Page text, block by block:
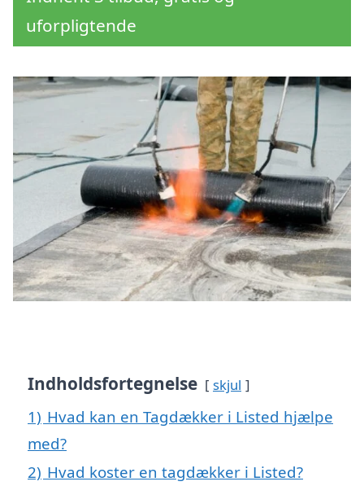
uforpligtende
Indholdsfortegnelse skjul
1) Hvad kan en Tagdækker i Listed hjælpe
med?
2) Hvad koster en tagdækker i Listed?